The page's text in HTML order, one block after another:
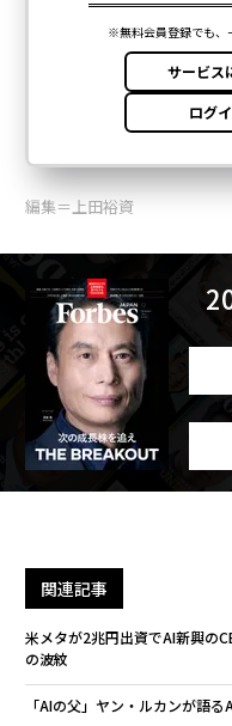
編集＝上田裕資
関連記事
米メタが2兆円出資でAI新興の
の波紋
「AIの父」ヤン・ルカンが語